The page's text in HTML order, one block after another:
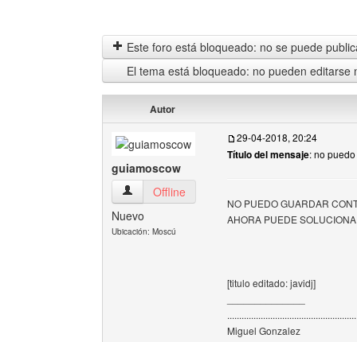
Este foro está bloqueado: no se puede
El tema está bloqueado: no pueden editarse
Autor
guiamoscow
guiamoscow Ver perfil del usuario
Offline
Nuevo
Ubicación: Moscú
29-04-2018, 20:24
Título del mensaje: no
NO PUEDO GUARDAR
AHORA PUEDE
[titulo editado: javidj]
Miguel Gonzalez